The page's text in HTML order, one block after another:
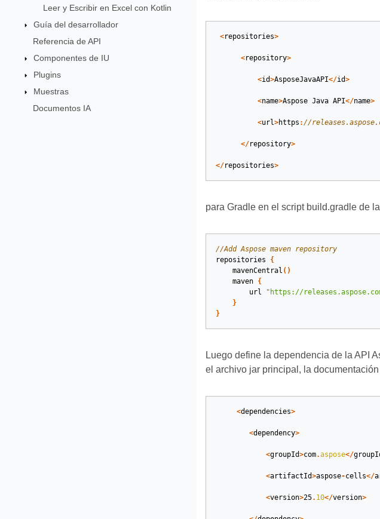
Leer y Escribir en Excel con Kotlin
Guía del desarrollador
Referencia de API
Componentes de IU
Plugins
Muestras
Documentos IA
<repositories>
<repository>
<id>AsposeJavaAPI</id>
<name>Aspose Java API</name>
<url>https ://
</repository>
</repositories>
para Gradle en el script build.gradle de
//Add Aspose maven repository
repositories
{
mavenCentral ()
maven
{
url
"https://
}
}
Luego define la dependencia de la API
el archivo jar principal, la
<dependencies>
<dependency>
<groupId>com.aspose</
<artifactId>aspose-cells</
<version>25. 10</version>